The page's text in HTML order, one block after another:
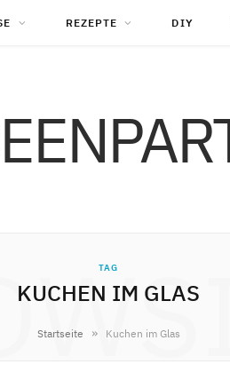
REZEPTE DIY
TAG
KUCHEN IM GLAS
Startseite » Kuchen im Glas